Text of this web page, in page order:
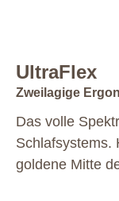
UltraFlex
Zweilagige
Das volle
Schlafsystems.
goldene Mitte